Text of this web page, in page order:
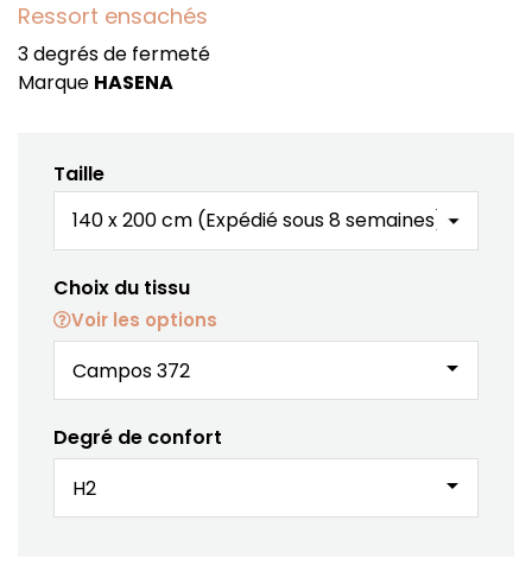
Ressort ensachés
3 degrés de fermeté
Marque HASENA
Taille
Choix du tissu
Voir les options
arrow_drop_down
Degré de confort
arrow_drop_down